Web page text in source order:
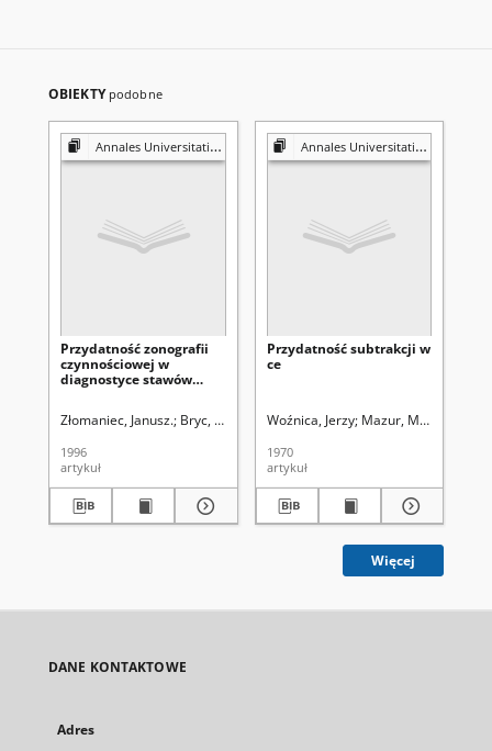
OBIEKTY podobne
Annales Universitatis Mariae Curie-Skłodowska. Sectio D, Medicina
Przydatność zonografii
czynnościowej w
diagnostyce stawów
Złomaniec, Janusz. Bryc, Stanisław (1928- ). Bryc, Stanisław (1928- ).
1996
artykuł
Annales Universitatis Mariae Curie-Skłodowska. Sectio D, Medicina
Przydatność subtrakcji w
ce
Woźnica, Jerzy Mazur, Marta
1970
artykuł
Więcej
DANE KONTAKTOWE
Adres